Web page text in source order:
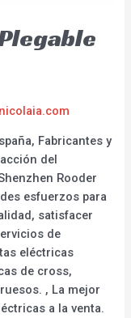
nicolaia.com
Fabricantes y
del
Rooder
esfuerzos para
satisfacer
de
eléctricas
de cross,
, La mejor
a la venta.